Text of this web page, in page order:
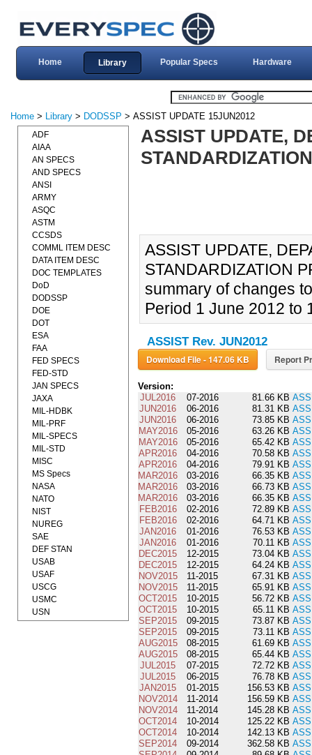
Home Library Popular Specs Hardware
Home > Library > DODSSP > ASSIST UPDATE 15JUN2012
ASSIST UPDATE,
ASSIST UPDATE,
STANDARDIZATION
summary of changes
Period 1 June 2012 to
ASSIST Rev. JUN2012
Download File - 147.06 KB Report
Version:
JUL2016
07-2016 81.66 KB
JUN2016
06-2016 81.31 KB
JUN2016
06-2016 73.85 KB
MAY2016
05-2016 63.26 KB
MAY2016
05-2016 65.42 KB
APR2016
04-2016 70.58 KB
APR2016
04-2016 79.91 KB
MAR2016
03-2016 66.35 KB
MAR2016
03-2016 66.73 KB
MAR2016
03-2016 66.35 KB
FEB2016
02-2016 72.89 KB
FEB2016
02-2016 64.71 KB
JAN2016
01-2016 76.53 KB
JAN2016
01-2016 70.11 KB
DEC2015
12-2015 73.04 KB
DEC2015
12-2015 64.24 KB
NOV2015
11-2015 67.31 KB
NOV2015
11-2015 65.91 KB
OCT2015
10-2015 56.72 KB
OCT2015
10-2015 65.11 KB
SEP2015
09-2015 73.87 KB
SEP2015
09-2015 73.11 KB
AUG2015
08-2015 61.69 KB
AUG2015
08-2015 65.44 KB
JUL2015
07-2015 72.72 KB
JUL2015
06-2015 76.78 KB
JAN2015
01-2015 156.53 KB
NOV2014
11-2014 156.59 KB
NOV2014
11-2014 145.28 KB
OCT2014
10-2014 125.22 KB
OCT2014
10-2014 142.13 KB
SEP2014
09-2014 362.58 KB
ADF
AIAA
AN SPECS
AND SPECS
ANSI
ARMY
ASQC
ASTM
CCSDS
COMML ITEM DESC
DATA ITEM DESC
DOC TEMPLATES
DoD
DODSSP
DOE
DOT
ESA
FAA
FED SPECS
FED-STD
JAN SPECS
JAXA
MIL-HDBK
MIL-PRF
MIL-SPECS
MIL-STD
MISC
MS Specs
NASA
NATO
NIST
NUREG
SAE
DEF STAN
USAB
USAF
USCG
USMC
USN